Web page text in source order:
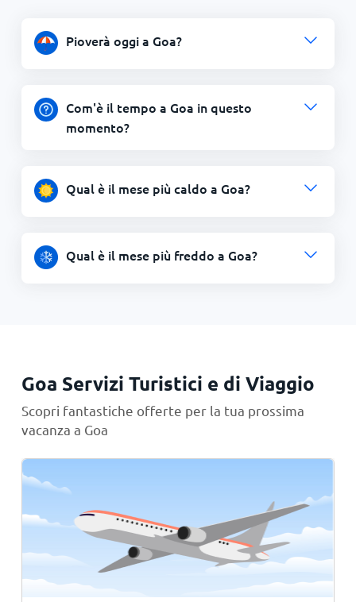
Pioverà oggi a Goa?
Com'è il tempo a Goa in questo
momento?
Qual è il mese più caldo a Goa?
Qual è il mese più freddo a Goa?
Goa Servizi Turistici e di Viaggio
Scopri fantastiche offerte per la tua prossima
vacanza a Goa